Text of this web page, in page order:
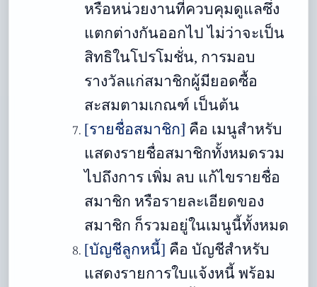
หรือหน่วยงานที่ควบคุมดูแลซึ่ง
แตกต่างกันออกไป ไม่ว่าจะเป็น
สิทธิในโปรโมชั่น, การมอบ
รางวัลแก่สมาชิกผู้มียอดซื้อ
สะสมตามเกณฑ์ เป็นต้น
[รายชื่อสมาชิก] คือ เมนูสำหรับ
แสดงรายชื่อสมาชิกทั้งหมดรวม
ไปถึงการ เพิ่ม ลบ แก้ไขรายชื่อ
สมาชิก หรือรายละเอียดของ
สมาชิก ก็รวมอยู่ในเมนูนี้ทั้งหมด
[บัญชีลูกหนี้] คือ บัญชีสำหรับ
แสดงรายการใบแจ้งหนี้ พร้อม